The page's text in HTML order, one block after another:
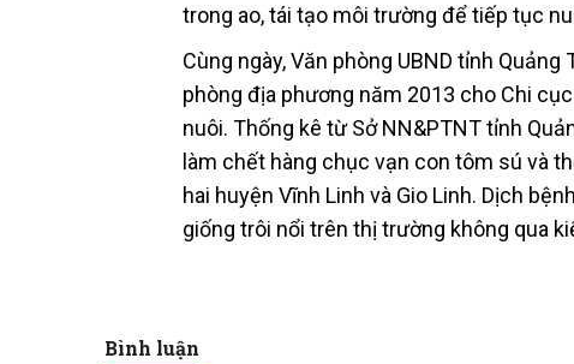
trong ao, tái tạo môi trường để tiếp tục
Cùng ngày, Văn phòng UBND tỉnh
phòng địa phương năm 2013 cho Chi
nuôi. Thống kê từ Sở NN&PTNT tỉnh
làm chết hàng chục vạn con tôm sú và
hai huyện Vĩnh Linh và Gio Linh. Dịch
giống trôi nổi trên thị trường không qua
Bình luận